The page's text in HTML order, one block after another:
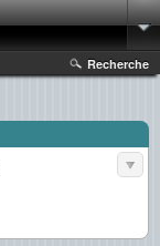
Recherche